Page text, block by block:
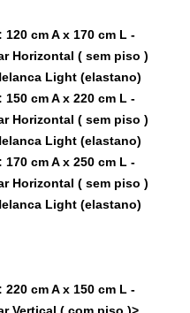
120 cm A x 170 cm L -
Horizontal ( sem piso )
Light (elastano)
150 cm A x 220 cm L -
Horizontal ( sem piso )
Light (elastano)
170 cm A x 250 cm L -
Horizontal ( sem piso )
Light (elastano)
220 cm A x 150 cm L -
Vertical ( com piso )>